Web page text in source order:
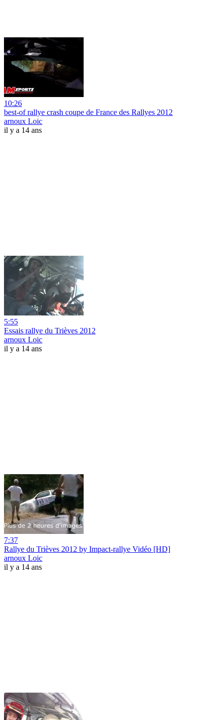
10:26
best-of rallye crash coupe de France des Rallyes 2012
arnoux Loic
il y a 14 ans
5:55
Essais rallye du Trièves 2012
arnoux Loic
il y a 14 ans
7:37
Rallye du Trièves 2012 by Impact-rallye Vidéo [HD]
arnoux Loic
il y a 14 ans